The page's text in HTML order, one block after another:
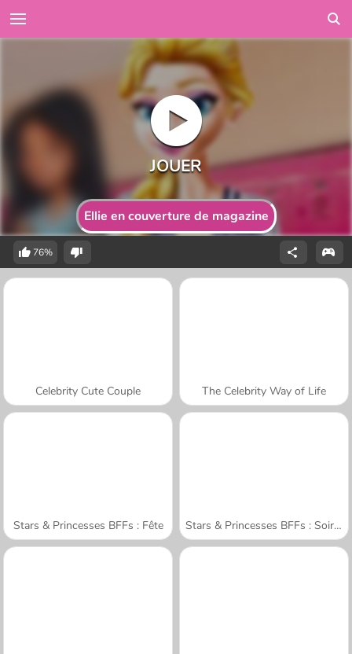
Ellie en couverture de magazine
76%
Celebrity Cute Couple The Celebrity Way of Life
Stars & Princesses BFFs : Fête Stars & Princesses BFFs : Soirée Film